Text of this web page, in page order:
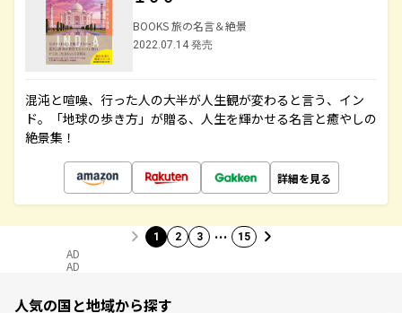
BOOKS 旅の名言＆絶景
2022.07.14 発売
混沌と喧噪、行った人の大半が人生観が変わると言う、イン
ド。「地球の歩き方」が贈る、人生を輝かせる名言と癒やしの
絶景集！
詳細を見る
1 2 3 … 15
AD
AD
人気の国と地域から探す